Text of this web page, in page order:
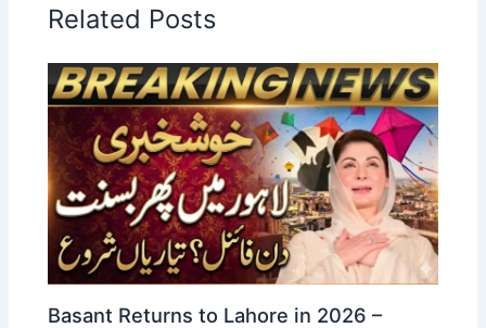
Related Posts
Basant Returns to Lahore in 2026 –